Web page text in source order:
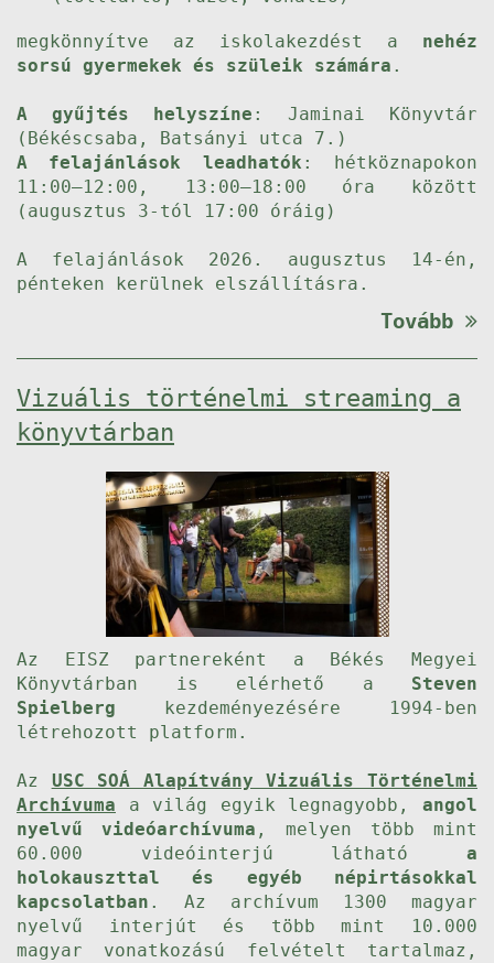
megkönnyítve az iskolakezdést a nehéz
sorsú gyermekek és szüleik számára .
A gyűjtés helyszíne : Jaminai Könyvtár
(Békéscsaba, Batsányi utca 7.)
A felajánlások leadhatók : hétköznapokon
11:00–12:00, 13:00–18:00 óra között
(augusztus 3-tól 17:00 óráig)
A felajánlások 2026. augusztus 14-én,
pénteken kerülnek elszállításra.
Tovább
Vizuális történelmi streaming a
könyvtárban
Az EISZ partnereként a Békés Megyei
Könyvtárban is elérhető a Steven
Spielberg kezdeményezésére 1994-ben
létrehozott platform.
Az USC SOÁ Alapítvány Vizuális Történelmi
Archívuma a világ egyik legnagyobb, angol
nyelvű videóarchívuma , melyen több mint
60.000 videóinterjú látható a
holokauszttal és egyéb népirtásokkal
kapcsolatban . Az archívum 1300 magyar
nyelvű interjút és több mint 10.000
magyar vonatkozású felvételt tartalmaz,